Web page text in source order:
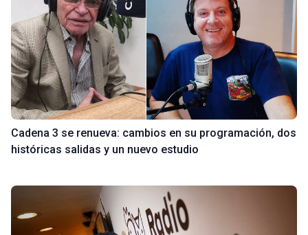
Cadena 3 se renueva: cambios en su programación, dos
históricas salidas y un nuevo estudio